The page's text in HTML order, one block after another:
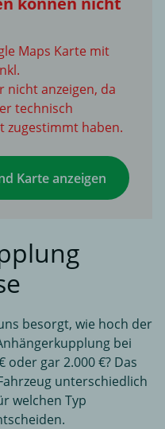
Maps Karte mit
nicht anzeigen, da
technisch
zugestimmt haben.
Karte anzeigen
besorgt, wie hoch der
bei
oder gar 2.000 €? Das
unterschiedlich
welchen Typ